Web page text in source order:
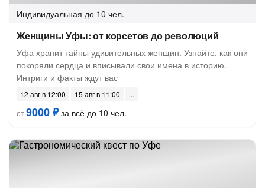
Индивидуальная до 10 чел.
Женщины Уфы: от корсетов до революций
Уфа хранит тайны удивительных женщин. Узнайте, как они
покоряли сердца и вписывали свои имена в историю.
Интриги и факты ждут вас
12 авг в 12:00
15 авг в 11:00
от9000 ₽за всё до 10 чел.